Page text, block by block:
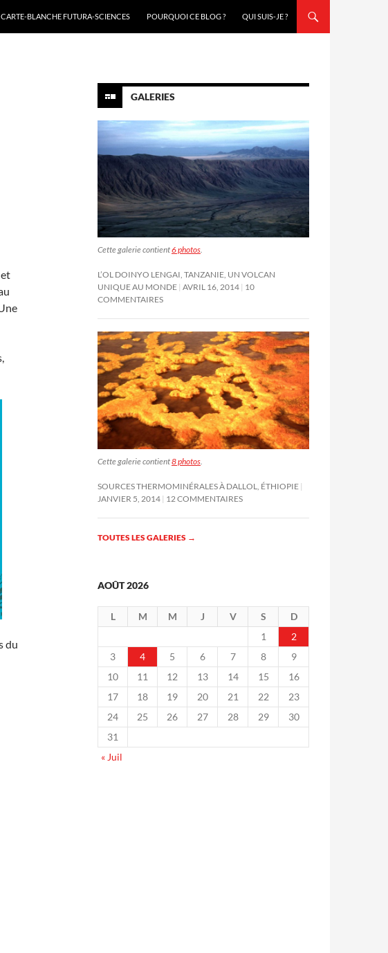
BLANCHE FUTURA-SCIENCES
POURQUOI CE BLOG ? QUI SUIS-JE ?
du
GALERIES
Cette galerie contient6 photos.
L’OL DOINYO LENGAI, TANZANIE, UN VOLCAN
UNIQUE AU MONDE AVRIL 16, 2014 10
COMMENTAIRES
Cette galerie contient8 photos
SOURCES THERMOMINÉRALES À DALLOL, ÉTHIOPIE
JANVIER 5, 2014 12 COMMENTAIRES
TOUTES LES GALERIES →
AOÛT 2026
L M M J V S
D
1
2
3
4 5 6 7 8
9
10
11 12 13 14 15
16
17
18 19 20 21 22
23
24
25 26 27 28 29
30
31
« Juil